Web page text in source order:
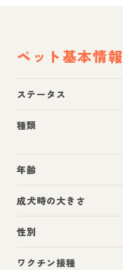
ペット基本情報
ステータス
種類
年齢
成犬時の大きさ
性別
ワクチン接種